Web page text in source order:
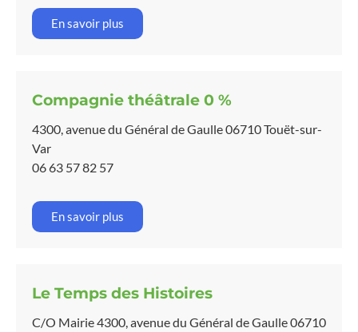
En savoir plus
Compagnie théâtrale 0 %
4300, avenue du Général de Gaulle 06710 Touët-sur-
Var
06 63 57 82 57
En savoir plus
Le Temps des Histoires
C/O Mairie 4300, avenue du Général de Gaulle 06710